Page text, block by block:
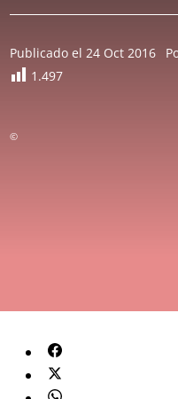
Publicado el 24 Oct 2016
1.497
©